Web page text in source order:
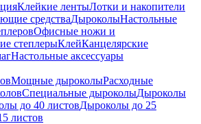
Клейкие лентыЛотки и накопители
средстваДыроколыНастольные
Офисные ножи и
степлерыКлейКанцелярские
Настольные аксессуары
Мощные дыроколыРасходные
Специальные дыроколыДыроколы
до 40 листовДыроколы до 25
листов